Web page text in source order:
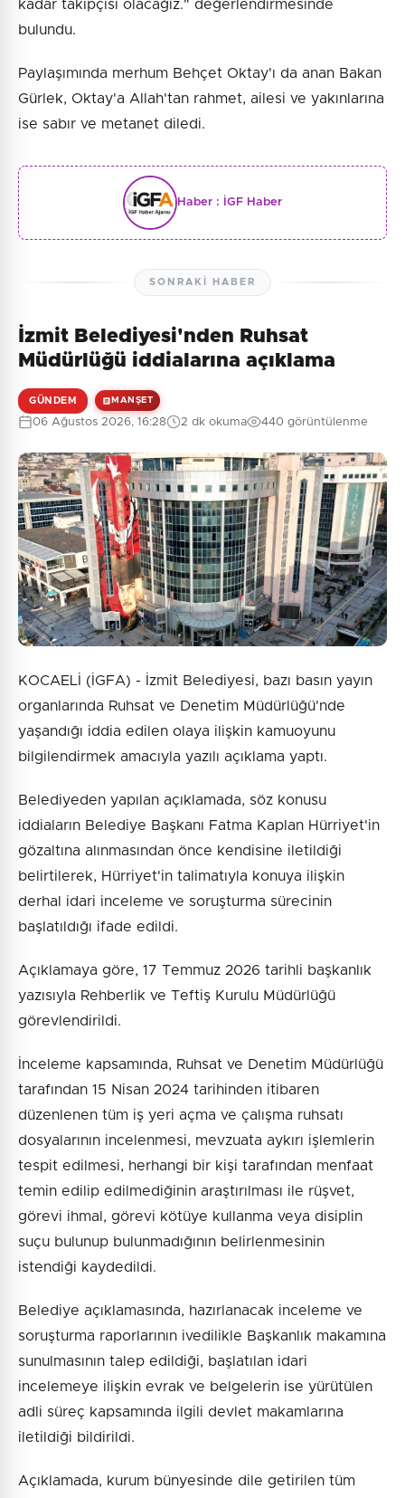
kadar takipçisi olacağız." değerlendirmesinde
bulundu.
Paylaşımında merhum Behçet Oktay'ı da anan Bakan
Gürlek, Oktay'a Allah'tan rahmet, ailesi ve yakınlarına
ise sabır ve metanet diledi.
Haber : İGF Haber
SONRAKI HABER
İzmit Belediyesi'nden Ruhsat
Müdürlüğü iddialarına açıklama
GÜNDEM MANŞET
06 Ağustos 2026, 16:28 2 dk okuma 440 görüntülenme
KOCAELİ (İGFA) - İzmit Belediyesi, bazı basın yayın
organlarında Ruhsat ve Denetim Müdürlüğü'nde
yaşandığı iddia edilen olaya ilişkin kamuoyunu
bilgilendirmek amacıyla yazılı açıklama yaptı.
Belediyeden yapılan açıklamada, söz konusu
iddiaların Belediye Başkanı Fatma Kaplan Hürriyet'in
gözaltına alınmasından önce kendisine iletildiği
belirtilerek, Hürriyet'in talimatıyla konuya ilişkin
derhal idari inceleme ve soruşturma sürecinin
başlatıldığı ifade edildi.
Açıklamaya göre, 17 Temmuz 2026 tarihli başkanlık
yazısıyla Rehberlik ve Teftiş Kurulu Müdürlüğü
görevlendirildi.
İnceleme kapsamında, Ruhsat ve Denetim Müdürlüğü
tarafından 15 Nisan 2024 tarihinden itibaren
düzenlenen tüm iş yeri açma ve çalışma ruhsatı
dosyalarının incelenmesi, mevzuata aykırı işlemlerin
tespit edilmesi, herhangi bir kişi tarafından menfaat
temin edilip edilmediğinin araştırılması ile rüşvet,
görevi ihmal, görevi kötüye kullanma veya disiplin
suçu bulunup bulunmadığının belirlenmesinin
istendiği kaydedildi.
Belediye açıklamasında, hazırlanacak inceleme ve
soruşturma raporlarının ivedilikle Başkanlık makamına
sunulmasının talep edildiği, başlatılan idari
incelemeye ilişkin evrak ve belgelerin ise yürütülen
adli süreç kapsamında ilgili devlet makamlarına
iletildiği bildirildi.
Açıklamada, kurum bünyesinde dile getirilen tüm